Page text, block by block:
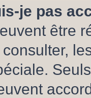
je pas
être